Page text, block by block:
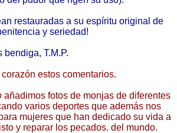
restauradas a su espíritu original de
y seriedad!
bendiga, T.M.P.
estos comentarios.
añadimos fotos de monjas de diferentes
varios deportes que además nos
mujeres que han dedicado su vida a
y reparar los pecados. del mundo.